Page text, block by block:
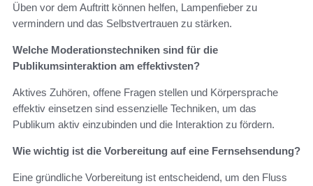
Üben vor dem Auftritt können helfen, Lampenfieber zu
vermindern und das Selbstvertrauen zu stärken.
Welche Moderationstechniken sind für die
Publikumsinteraktion am effektivsten?
Aktives Zuhören, offene Fragen stellen und Körpersprache
effektiv einsetzen sind essenzielle Techniken, um das
Publikum aktiv einzubinden und die Interaktion zu fördern.
Wie wichtig ist die Vorbereitung auf eine Fernsehsendung?
Eine gründliche Vorbereitung ist entscheidend, um den Fluss